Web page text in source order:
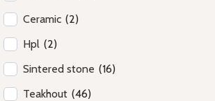
Ceramic (2)
Hpl (2)
Sintered stone (16)
Teakhout (46)